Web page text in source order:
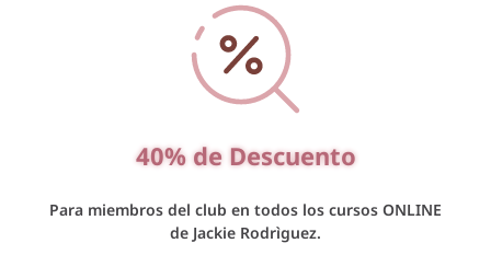
40% de Descuento
Para miembros del club en todos los cursos ONLINE
de Jackie Rodrìguez.